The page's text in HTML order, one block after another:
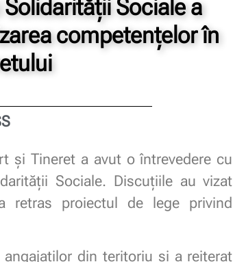
Sociale a
competențelor în
și Tineret a avut o întrevedere cu
Sociale. Discuțiile au vizat
retras proiectul de lege privind
din teritoriu și a reiterat